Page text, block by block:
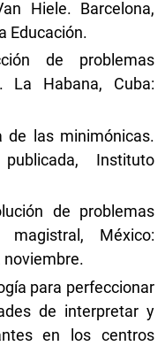
Hiele. Barcelona,
Educación.
de problemas
La Habana, Cuba:
de las minimónicas.
Instituto
de problemas
magistral, México:
noviembre.
para perfeccionar
de interpretar y
en los centros